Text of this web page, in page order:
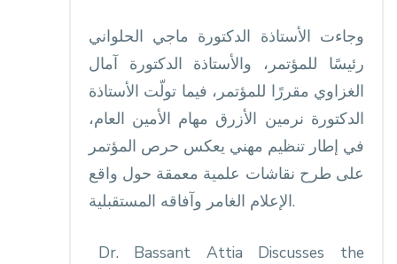
رئيسًا للمؤتمر، والأستاذة الدكتورة آمال
الغزاوي مقررًا للمؤتمر، فيما تولّت الأستاذة
الدكتورة نرمين الأزرق مهام الأمين العام،
في إطار تنظيم مهني يعكس حرص المؤتمر
على طرح نقاشات علمية معمقة حول واقع
الإعلام الغامر وآفاقه المستقبلية.
Dr. Bassant Attia Discusses the